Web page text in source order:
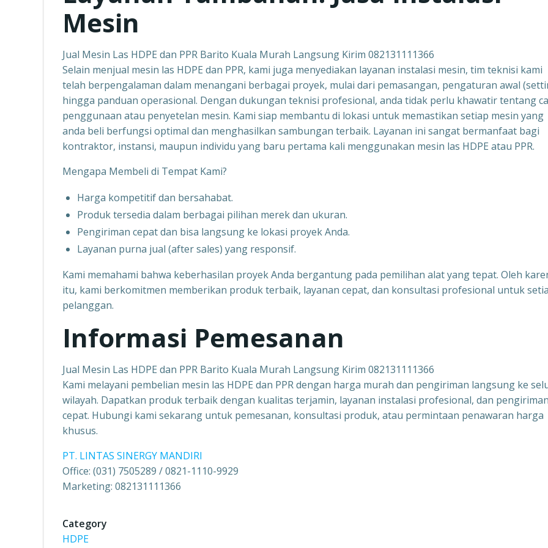
Mesin
Jual Mesin Las HDPE dan PPR Barito Kuala Murah Langsung Kirim 082131111366
Selain menjual mesin las HDPE dan PPR, kami juga menyediakan layanan instalasi mesin, tim teknisi kami
telah berpengalaman dalam menangani berbagai proyek, mulai dari pemasangan, pengaturan awal
hingga panduan operasional. Dengan dukungan teknisi profesional, anda tidak perlu khawatir tentang
penggunaan atau penyetelan mesin. Kami siap membantu di lokasi untuk memastikan setiap mesin yang
anda beli berfungsi optimal dan menghasilkan sambungan terbaik. Layanan ini sangat bermanfaat bagi
kontraktor, instansi, maupun individu yang baru pertama kali menggunakan mesin las HDPE atau PPR.
Mengapa Membeli di Tempat Kami?
Harga kompetitif dan bersahabat.
Produk tersedia dalam berbagai pilihan merek dan ukuran.
Pengiriman cepat dan bisa langsung ke lokasi proyek Anda.
Layanan purna jual (after sales) yang responsif.
Kami memahami bahwa keberhasilan proyek Anda bergantung pada pemilihan alat yang tepat. Oleh
itu, kami berkomitmen memberikan produk terbaik, layanan cepat, dan konsultasi profesional untuk
pelanggan.
Informasi Pemesanan
Jual Mesin Las HDPE dan PPR Barito Kuala Murah Langsung Kirim 082131111366
Kami melayani pembelian mesin las HDPE dan PPR dengan harga murah dan pengiriman langsung ke
wilayah. Dapatkan produk terbaik dengan kualitas terjamin, layanan instalasi profesional, dan pengiriman
cepat. Hubungi kami sekarang untuk pemesanan, konsultasi produk, atau permintaan penawaran harga
khusus.
PT. LINTAS SINERGY MANDIRI
Office: (031) 7505289 / 0821-1110-9929
Marketing: 082131111366
Category
HDPE